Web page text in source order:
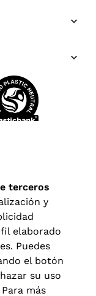
terceros
y
elaborado
Puedes
el botón
su uso
más